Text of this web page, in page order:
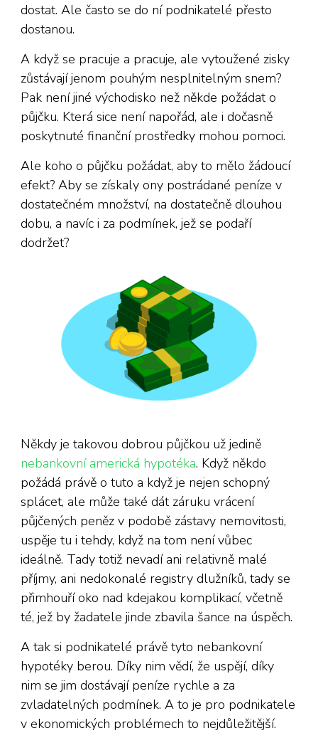
dostat. Ale často se do ní podnikatelé přesto
dostanou.
A když se pracuje a pracuje, ale vytoužené zisky
zůstávají jenom pouhým nesplnitelným snem?
Pak není jiné východisko než někde požádat o
půjčku. Která sice není napořád, ale i dočasně
poskytnuté finanční prostředky mohou pomoci.
Ale koho o půjčku požádat, aby to mělo žádoucí
efekt? Aby se získaly ony postrádané peníze v
dostatečném množství, na dostatečně dlouhou
dobu, a navíc i za podmínek, jež se podaří
dodržet?
Někdy je takovou dobrou půjčkou už jedině
nebankovní americká hypotéka. Když někdo
požádá právě o tuto a když je nejen schopný
splácet, ale může také dát záruku vrácení
půjčených peněz v podobě zástavy nemovitosti,
uspěje tu i tehdy, když na tom není vůbec
ideálně. Tady totiž nevadí ani relativně malé
příjmy, ani nedokonalé registry dlužníků, tady se
přimhouří oko nad kdejakou komplikací, včetně
té, jež by žadatele jinde zbavila šance na úspěch.
A tak si podnikatelé právě tyto nebankovní
hypotéky berou. Díky nim vědí, že uspějí, díky
nim se jim dostávají peníze rychle a za
zvladatelných podmínek. A to je pro podnikatele
v ekonomických problémech to nejdůležitější.